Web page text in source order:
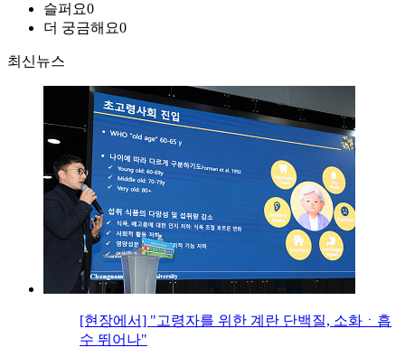
슬퍼요0
더 궁금해요0
최신뉴스
[현장에서] "고령자를 위한 계란 단백질, 소화ㆍ흡
수 뛰어나"